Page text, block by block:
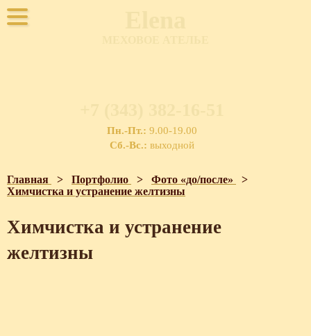
Пн.-Пт.: 9.00-19.00
Сб.-Вс.: выходной
Главная > Портфолио > Фото «до/после»
>
Химчистка и устранение желтизны
Химчистка и устранение
желтизны